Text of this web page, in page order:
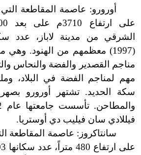
أورورو: عاصمة المقاطعة
(1997) معظمهم من الهنود.
مناجم القصدير والفضة والنحاس
مهم لمناجم الفضة في البلاد،
سكة الحديد. تشتهر أورورو بصهر
فيللادي سان فيليب دي أوستريا.
سانتاكروز: عاصمة المقاطعة